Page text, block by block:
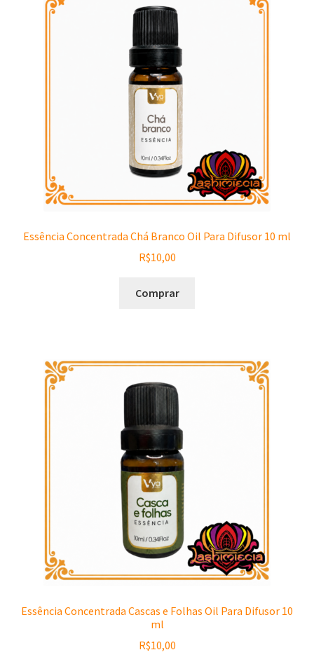
Essência Concentrada Chá Branco Oil Para Difusor 10 ml
R$10,00
Comprar
Essência Concentrada Cascas e Folhas Oil Para Difusor 10
ml
R$10,00